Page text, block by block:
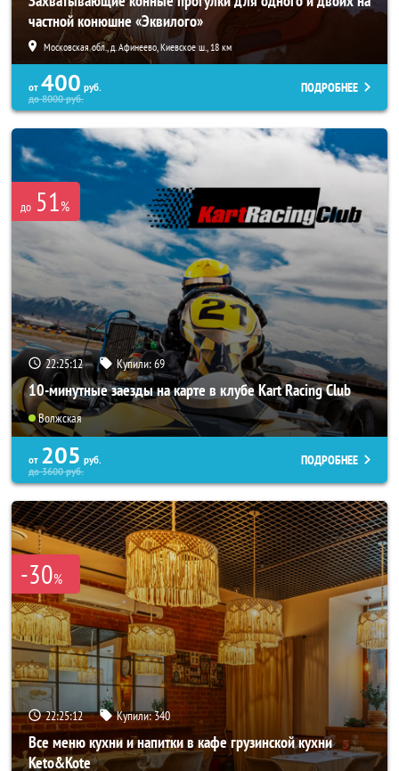
частной конюшне «Эквилого»
Московская обл., д. Афинеево, Киевское ш., 18 км
от 400 руб.
до8000руб.
ПОДРОБНЕЕ
до 51%
22:25:08 Купили:69
10-минутные заезды на карте в клубе Kart Racing Club
Волжская
от 205 руб.
до3600руб.
ПОДРОБНЕЕ
-30%
22:25:08 Купили:340
Все меню кухни и напитки в кафе грузинской кухни
Keto&Kote